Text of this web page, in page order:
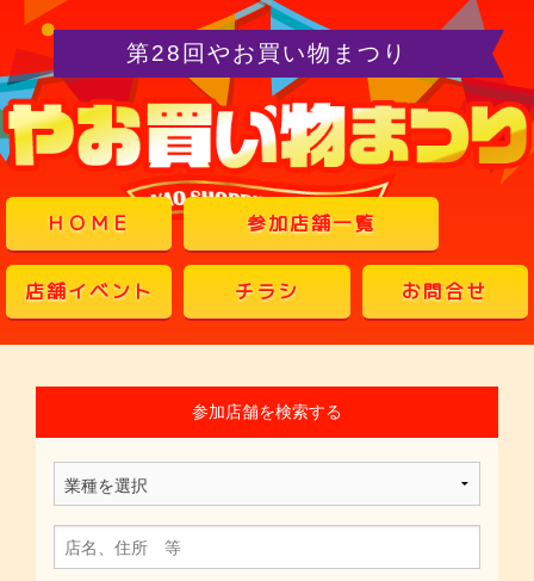
第28回やお買い物まつり
ＨＯＭＥ 参加店舗一覧
店舗イベント チラシ お問合せ
参加店舗を検索する